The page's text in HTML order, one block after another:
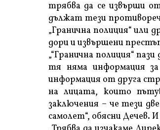
трябва да се извърши
дължат тези
„Гранична полиция“ или
дори и извършени
„“Гранична полиция“
тя няма информация
информация от друга
на лицата, които
заключения – че тези
самолет“, обясни Дечев. И